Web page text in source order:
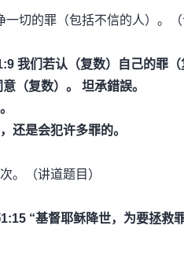
切的罪 （包括不信的人）。（
我们若认（复数）自己的罪（
复数）。 坦承錯誤。
是会犯许多罪的。
。（讲道题目）
1:15 “基督耶稣降世，为要拯救